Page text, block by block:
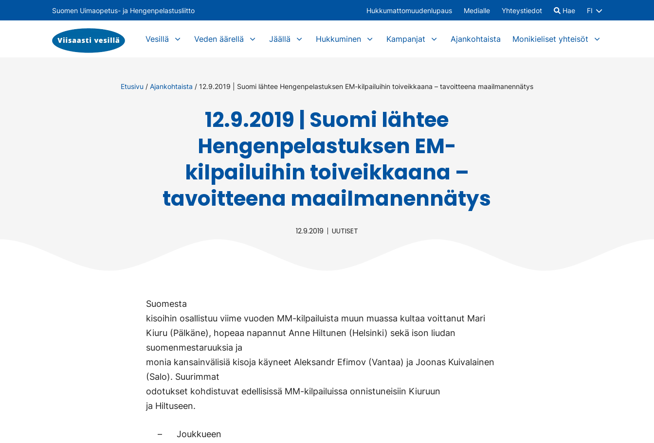
Suomen Uimaopetus- ja Hengenpelastusliitto Hukkumattomuudenlupaus Medialle Yhteystiedot Hae FI
Vesillä Veden äärellä Jäällä Hukkuminen Kampanjat Ajankohtaista Monikieliset yhteisöt
Etusivu / Ajankohtaista / 12.9.2019 | Suomi lähtee Hengenpelastuksen EM-kilpailuihin toiveikkaana – tavoitteena maailmanennätys
12.9.2019 | Suomi lähtee
Hengenpelastuksen EM-
kilpailuihin toiveikkaana –
tavoitteena maailmanennätys
12.9.2019 UUTISET
Suomesta
kisoihin osallistuu viime vuoden MM-kilpailuista muun muassa kultaa voittanut Mari
Kiuru (Pälkäne), hopeaa napannut Anne Hiltunen (Helsinki) sekä ison liudan
suomenmestaruuksia ja
monia kansainvälisiä kisoja käyneet Aleksandr Efimov (Vantaa) ja Joonas Kuivalainen
(Salo). Suurimmat
odotukset kohdistuvat edellisissä MM-kilpailuissa onnistuneisiin Kiuruun
ja Hiltuseen.
– Joukkueen